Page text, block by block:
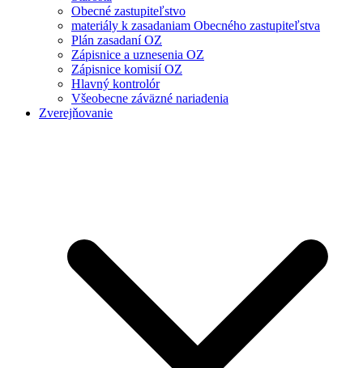
Obecné zastupiteľstvo
materiály k zasadaniam Obecného zastupiteľstva
Plán zasadaní OZ
Zápisnice a uznesenia OZ
Zápisnice komisií OZ
Hlavný kontrolór
Všeobecne záväzné nariadenia
Zverejňovanie